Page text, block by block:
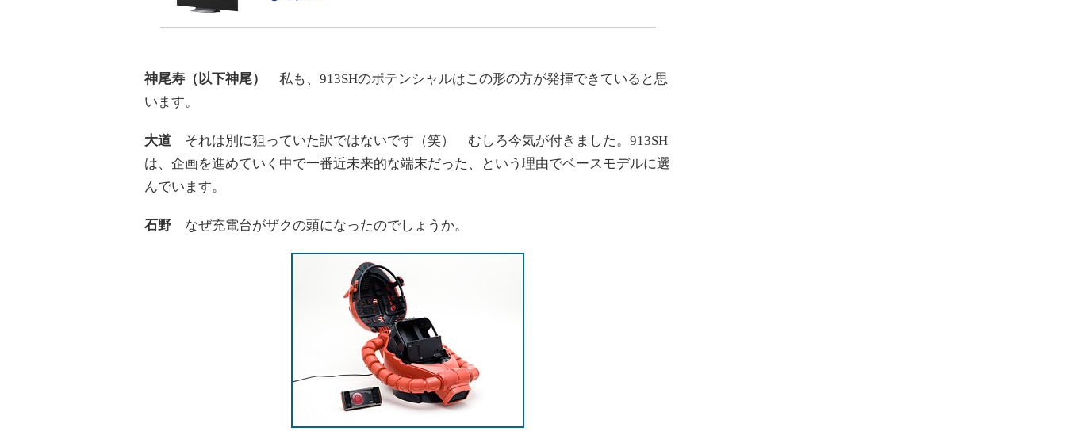
神尾寿（以下神尾）
私も、913SHのポテンシャルはこの形の方が発揮できていると思
います。
大道 それは別に狙っていた訳ではないです（笑） むしろ今気が付きました。913SH
は、企画を進めていく中で一番近未来的な端末だった、という理由でベースモデルに選
んでいます。
石野 なぜ充電台がザクの頭になったのでしょうか。